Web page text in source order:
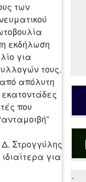
των
εκδήλωση
για
τους.
απόλυτη
που
Στρογγύλης
για
.